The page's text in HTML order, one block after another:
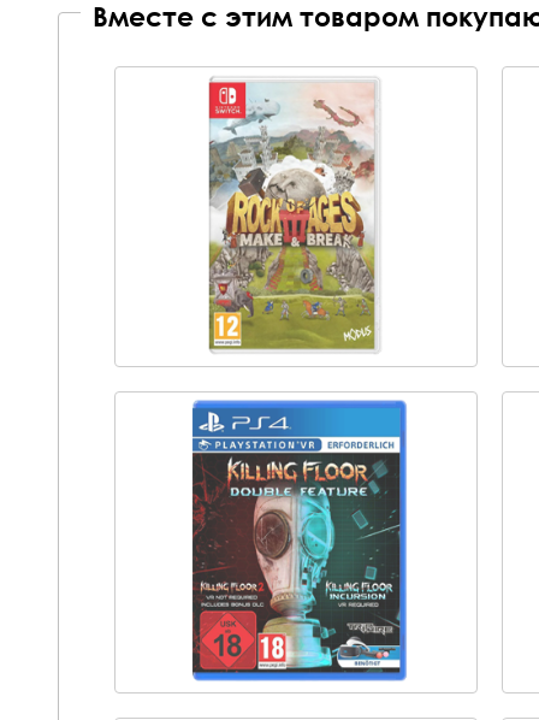
Вместе с этим товаром